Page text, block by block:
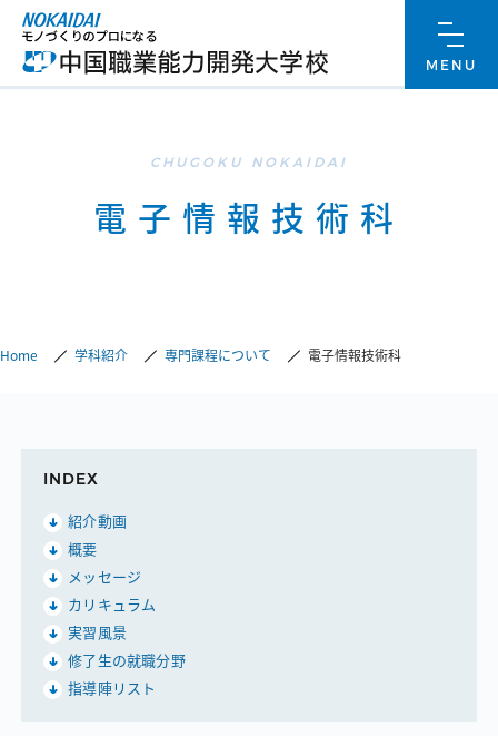
ホーム
MENU
メニュー
電子情報技術科
Home 学科紹介 専門課程について 電子情報技術科
INDEX
紹介動画
概要
メッセージ
カリキュラム
実習風景
修了生の就職分野
指導陣リスト